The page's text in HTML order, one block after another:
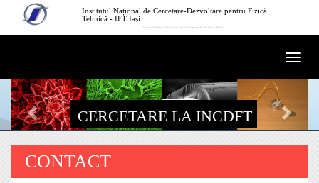
Mergi la conţinutul principalInstitutul Național de Cercetare-Dezvoltare pentru Fizică
Tehnică - IFT Iaşi
National Institute of Research and Development for Technical Physics
CERCETARE LA INCDFT
CONTACT